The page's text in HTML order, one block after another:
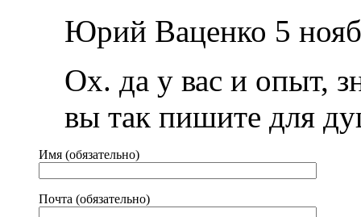
Юрий Ваценко 5
Ох. да у вас и опыт,
вы так пишите для
Имя (обязательно)
Почта (обязательно)